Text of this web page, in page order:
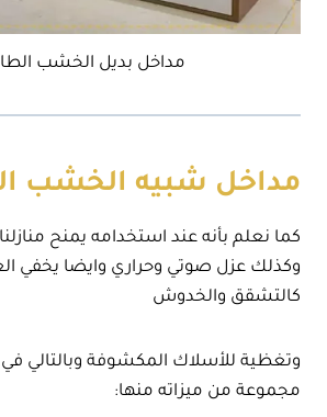
مداخل بديل الخشب
مداخل شبيه الخشب
كما نعلم بأنه عند استخدامه يمنح
وكذلك عزل صوتي وحراري وايضا يخفي
كالتشقق والخدوش
وتغظية للأسلاك المكشوفة وبالتالي
مجموعة من ميزاته منها: